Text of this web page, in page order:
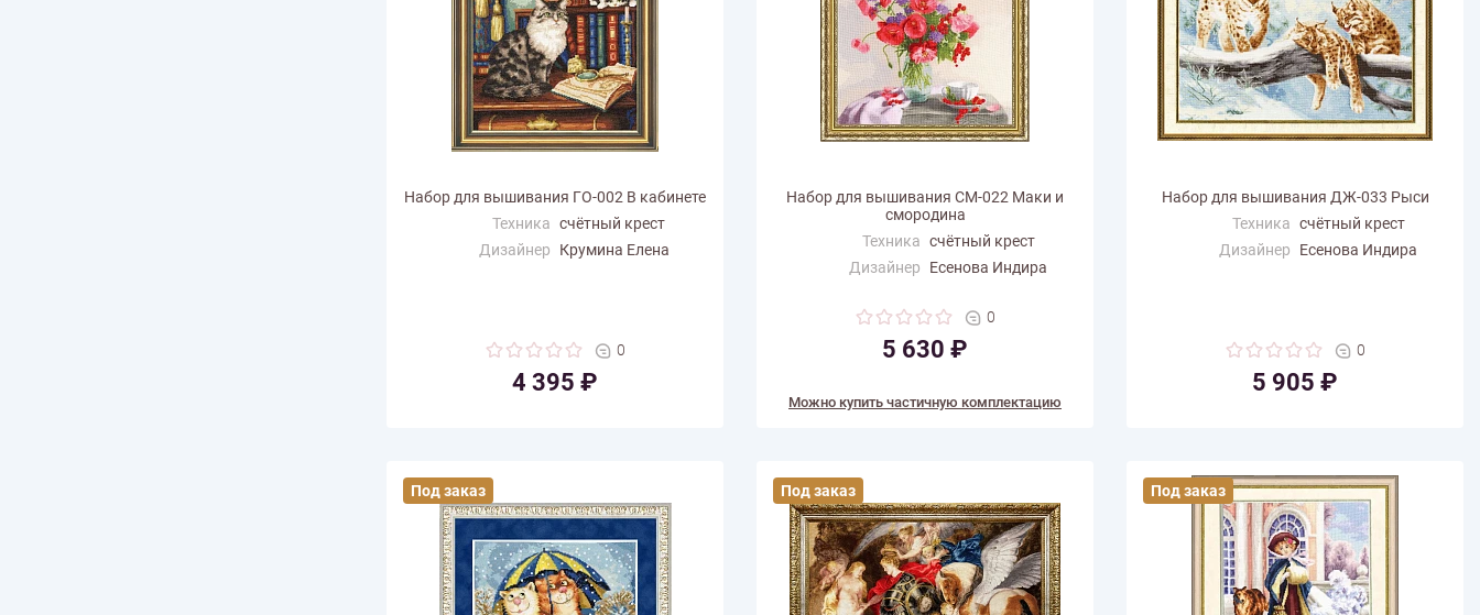
Набор для вышивания ГО-002 В кабинете
4 395 ₽
Техника счётный крест
Дизайнер
Крумина Елена
0
Набор для вышивания СМ-022 Маки и
смородина
5 630 ₽
Техника счётный крест
Дизайнер
Есенова Индира
горизонтали (см)
Размер по вертикали
(см)
42.1
0
Можно купить частичную комплектацию
Набор для вышивания ДЖ-033 Рыси
5 905 ₽
Техника счётный крест
Дизайнер
Есенова Индира
0
Под заказ Под заказ Под заказ